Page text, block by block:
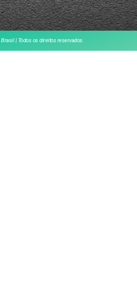
| Todos os direitos reservados.